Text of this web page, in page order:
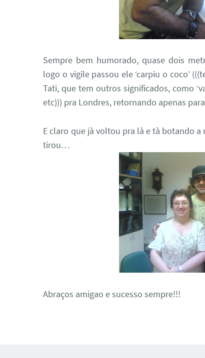
Sempre bem humorado, quase dois
logo o vigile passou ele ‘carpiu o coco’
Tati, que tem outros significados, como
etc))) pra Londres, retornando apenas
E claro que jà voltou pra là e tà botando
tirou…
Abraços amigao e sucesso sempre!!!